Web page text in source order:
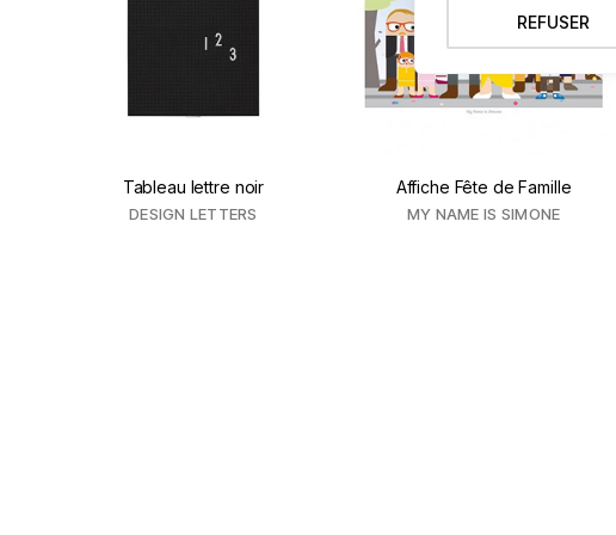
REFUSER
Tableau lettre noir
DESIGN LETTERS
Affiche Fête de Famille
MY NAME IS SIMONE